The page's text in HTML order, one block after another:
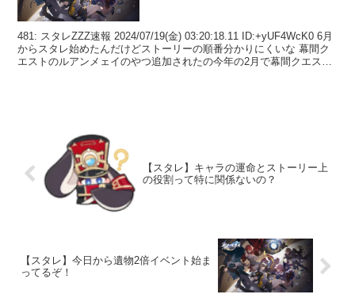
481: スタレZZZ速報 2024/07/19(金) 03:20:18.11 ID:+yUF4WcK0 6月
からスタレ始めたんだけどストーリーの順番分かりにくいな 幕間ク
エストのルアンメェイのやつ追加されたの今年の2月で幕間クエスト
【スタレ】キャラの運命とストーリー上
の役割って特に関係ないの？
【スタレ】今日から遺物2倍イベント始ま
ってるぞ！